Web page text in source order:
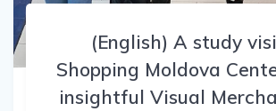
(English) A study
Shopping Moldova
insightful Visual